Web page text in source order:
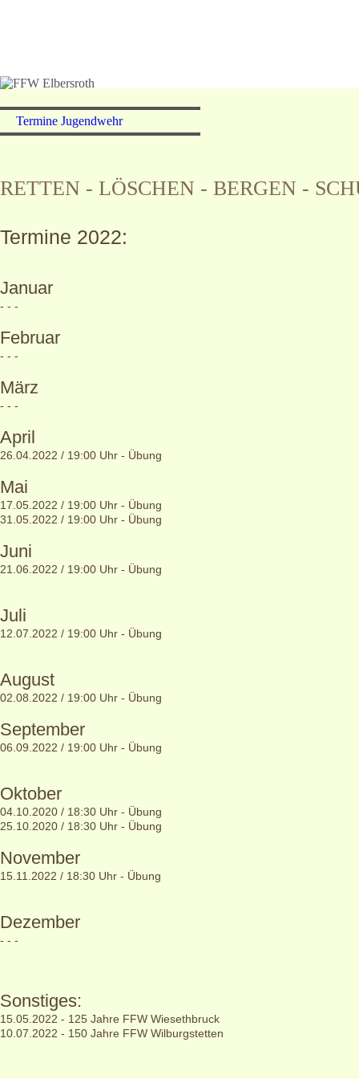
LINKS
Termine Jugendwehr
RETTEN - LÖSCHEN - BERGEN -
Termine 2022:
Januar
- - -
Februar
- - -
März
- - -
April
26.04.2022 / 19:00 Uhr - Übung
Mai
17.05.2022 / 19:00 Uhr - Übung
31.05.2022 / 19:00 Uhr - Übung
Juni
21.06.2022 / 19:00 Uhr - Übung
Juli
12.07.2022 / 19:00 Uhr - Übung
August
02.08.2022 / 19:00 Uhr - Übung
September
06.09.2022 / 19:00 Uhr - Übung
Oktober
04.10.2020 / 18:30 Uhr - Übung
25.10.2020 / 18:30 Uhr - Übung
November
15.11.2022 / 18:30 Uhr - Übung
Dezember
- - -
Sonstiges:
15.05.2022 - 125 Jahre FFW Wiesethbruck
10.07.2022 - 150 Jahre FFW Wilburgstetten